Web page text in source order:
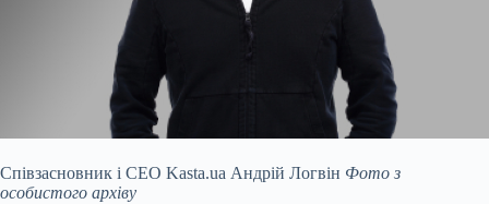
Співзасновник і CEO Kasta.ua Андрій Логвін Фото з
особистого архіву